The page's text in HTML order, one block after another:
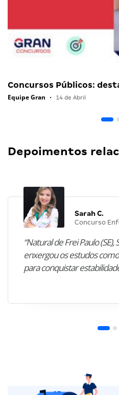
Concursos Públicos:
Equipe Gran • 14 de Abril
Depoimentos
Sarah C.
Concurso
“Natural de Frei Paulo
enxergou os estudos
para conquistar